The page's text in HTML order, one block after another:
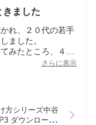
きました
れ、２０代の若手
ました。
みたところ、４０
れが天職だ」とい
タビュアーとの対
す。
さらに表示
方シリーズ中谷
ダウンロード